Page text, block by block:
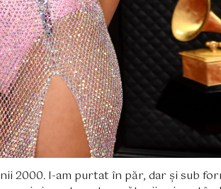
2000. I-am purtat în păr, dar și sub